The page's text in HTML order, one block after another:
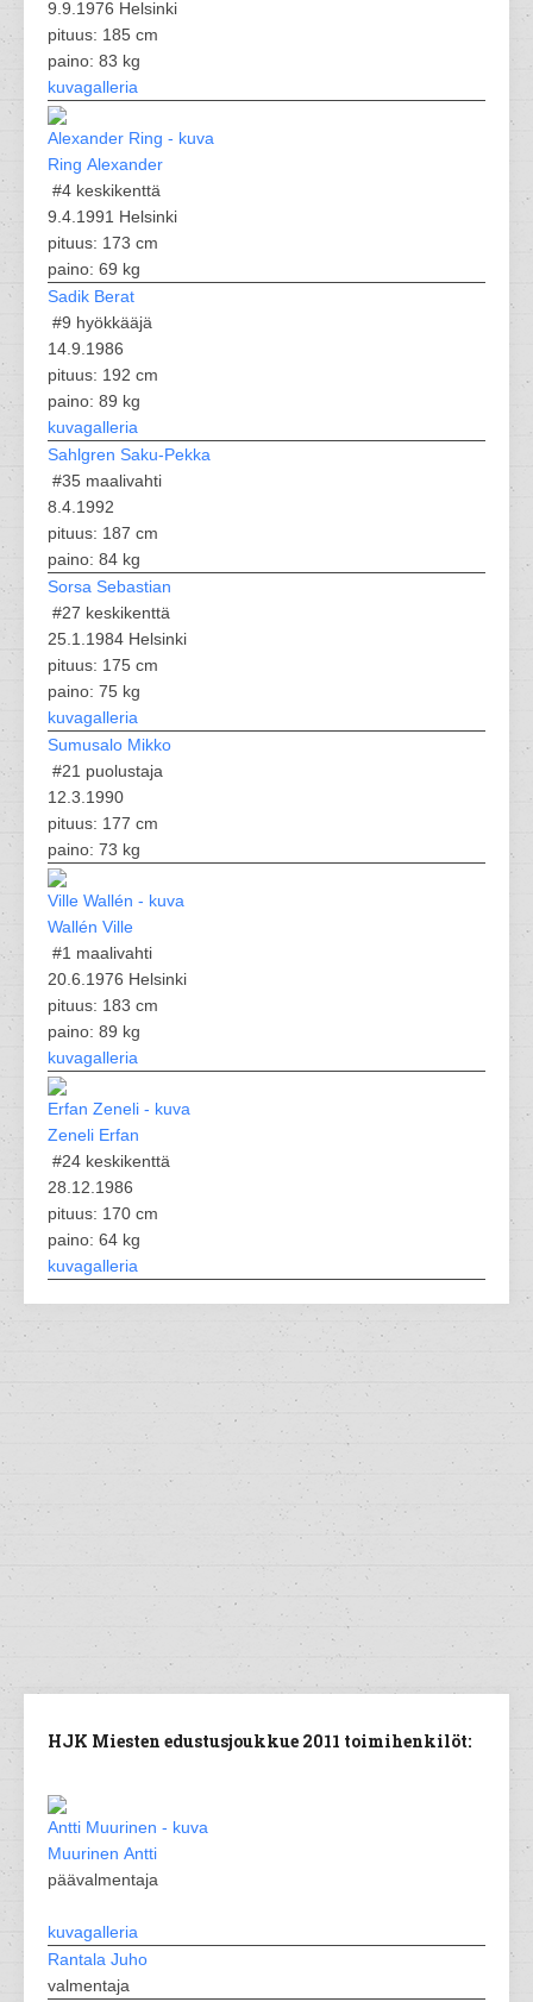
9.9.1976 Helsinki
pituus: 185 cm
paino: 83 kg
kuvagalleria
Ring Alexander
#4 keskikenttä
9.4.1991 Helsinki
pituus: 173 cm
paino: 69 kg
Sadik Berat
#9 hyökkääjä
14.9.1986
pituus: 192 cm
paino: 89 kg
kuvagalleria
Sahlgren Saku-Pekka
#35 maalivahti
8.4.1992
pituus: 187 cm
paino: 84 kg
Sorsa Sebastian
#27 keskikenttä
25.1.1984 Helsinki
pituus: 175 cm
paino: 75 kg
kuvagalleria
Sumusalo Mikko
#21 puolustaja
12.3.1990
pituus: 177 cm
paino: 73 kg
Wallén Ville
#1 maalivahti
20.6.1976 Helsinki
pituus: 183 cm
paino: 89 kg
kuvagalleria
Zeneli Erfan
#24 keskikenttä
28.12.1986
pituus: 170 cm
paino: 64 kg
kuvagalleria
HJK Miesten edustusjoukkue 2011 toimihenkilöt:
Muurinen Antti
päävalmentaja
kuvagalleria
Rantala Juho
valmentaja